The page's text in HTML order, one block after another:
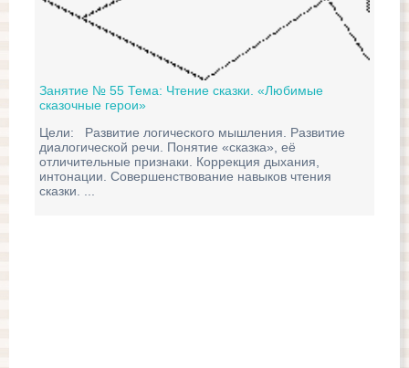
Занятие № 55 Тема: Чтение сказки. «Любимые
сказочные герои»
Цели: Развитие логического мышления. Развитие
диалогической речи. Понятие «сказка», её
отличительные признаки. Коррекция дыхания,
интонации. Совершенствование навыков чтения
сказки. ...